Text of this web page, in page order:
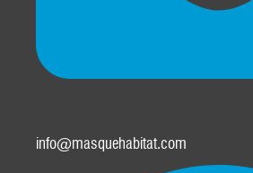
info@masquehabitat.com